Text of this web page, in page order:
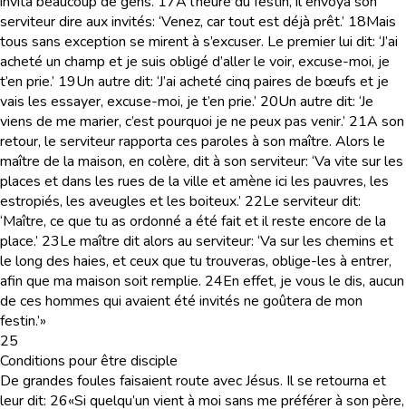
serviteur dire aux invités: ‘Venez, car tout est déjà prêt.’ 18Mais
tous sans exception se mirent à s’excuser. Le premier lui dit: ‘J’ai
acheté un champ et je suis obligé d’aller le voir, excuse-moi, je
t’en prie.’ 19Un autre dit: ‘J’ai acheté cinq paires de bœufs et je
vais les essayer, excuse-moi, je t’en prie.’ 20Un autre dit: ‘Je
viens de me marier, c’est pourquoi je ne peux pas venir.’ 21A son
retour, le serviteur rapporta ces paroles à son maître. Alors le
maître de la maison, en colère, dit à son serviteur: ‘Va vite sur les
places et dans les rues de la ville et amène ici les pauvres, les
estropiés, les aveugles et les boiteux.’ 22Le serviteur dit:
‘Maître, ce que tu as ordonné a été fait et il reste encore de la
place.’ 23Le maître dit alors au serviteur: ‘Va sur les chemins et
le long des haies, et ceux que tu trouveras, oblige-les à entrer,
afin que ma maison soit remplie. 24En effet, je vous le dis, aucun
de ces hommes qui avaient été invités ne goûtera de mon
festin.’»
25
Conditions pour être disciple
De grandes foules faisaient route avec Jésus. Il se retourna et
leur dit: 26«Si quelqu’un vient à moi sans me préférer à son père,